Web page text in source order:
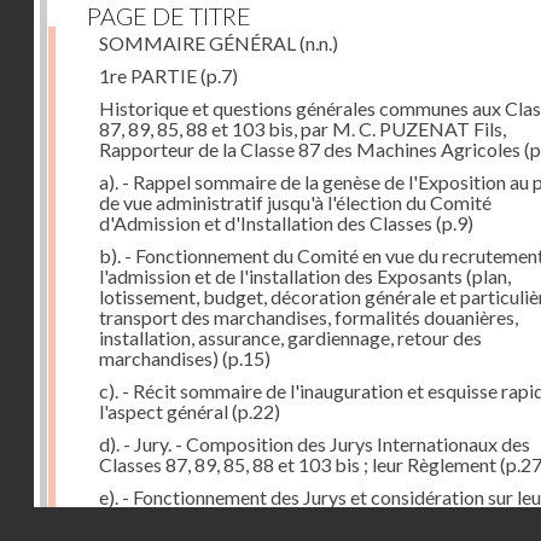
PAGE DE TITRE
SOMMAIRE GÉNÉRAL (n.n.)
1re PARTIE(p.7)
Historique et questions générales communes aux
87, 89, 85, 88 et 103 bis, par M. C. PUZENAT Fils,
Rapporteur de la Classe 87 des Machines Agricoles
a). - Rappel sommaire de la genèse de l'Exposition au
de vue administratif jusqu'à l'élection du Comité
d'Admission et d'Installation des Classes (p.9)
b). - Fonctionnement du Comité en vue du
l'admission et de l'installation des Exposants (plan,
lotissement, budget, décoration générale et
transport des marchandises, formalités douanières,
installation, assurance, gardiennage, retour des
marchandises) (p.15)
c). - Récit sommaire de l'inauguration et esquisse
l'aspect général(p.22)
d). - Jury. - Composition des Jurys Internationaux des
Classes 87, 89, 85, 88 et 103 bis ; leur Règlement
e). - Fonctionnement des Jurys et considération sur